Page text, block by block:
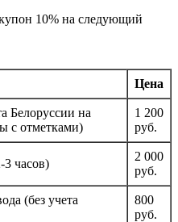
10% на следующий
Цена
Белоруссии на
с отметками)
1 200
руб.
часов)
2 000
руб.
(без учета
800
руб.